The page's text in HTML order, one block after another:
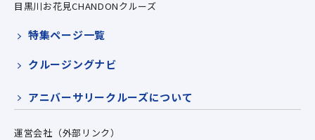
目黒川お花見CHANDONクルーズ
特集ページ一覧
クルージングナビ
アニバーサリークルーズについて
運営会社（外部リンク）